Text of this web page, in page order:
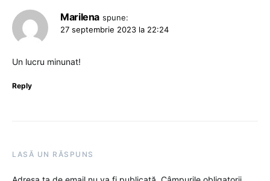
Marilena spune:
27 septembrie 2023 la 22:24
Un lucru minunat!
Reply
LASĂ UN RĂSPUNS